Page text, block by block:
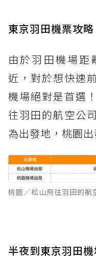
東京羽田機票攻略
由於羽田機場距
近，對於想快速
機場絕對是首選
往羽田的航空公
為出發地，桃園
桃園／松山飛往羽田的航
半夜到東京羽田